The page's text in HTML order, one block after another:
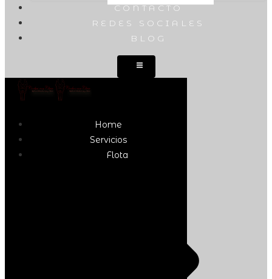
CONTACTO
REDES SOCIALES
BLOG
Home
Servicios
Flota